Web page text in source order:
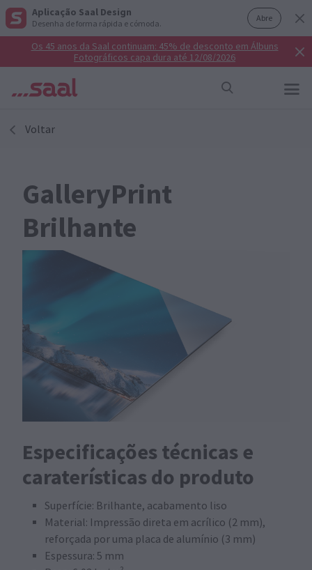
Aplicação Saal Design
Desenha de forma rápida e cómoda. Abre
Os 45 anos da Saal continuam: 45% de desconto em Álbuns
Fotográficos capa dura até 12/08/2026
Voltar
GalleryPrint
Brilhante
Especificações técnicas e
caraterísticas do produto
Superfície: Brilhante, acabamento liso
Material: Impressão direta em acrílico (2 mm),
reforçada por uma placa de alumínio (3 mm)
Espessura: 5 mm